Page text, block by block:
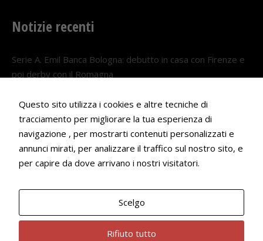
Notizie recenti
Serie A. Emil Banca Bologna: debutto in casa con Firenze e
poi derby con il Romagna
Serie A. Il Bologna nel girone veneto
29 LUGLIO 2026
Francesco Andrei convocato al Camp estivo della nazionale
22 LUGLIO 2026
Questo sito utilizza i cookies e altre tecniche di
tracciamento per migliorare la tua esperienza di
navigazione , per mostrarti contenuti personalizzati e
annunci mirati, per analizzare il traffico sul nostro sito, e
per capire da dove arrivano i nostri visitatori.
Scelgo
Rifiuto tutto